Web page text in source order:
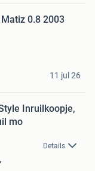
0.8 2003
11 jul 26
Inruilkoopje,
mo
Details